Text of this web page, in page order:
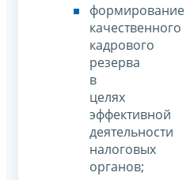
формирование
качественного
кадрового
резерва
в
целях
эффективной
деятельности
налоговых
органов;